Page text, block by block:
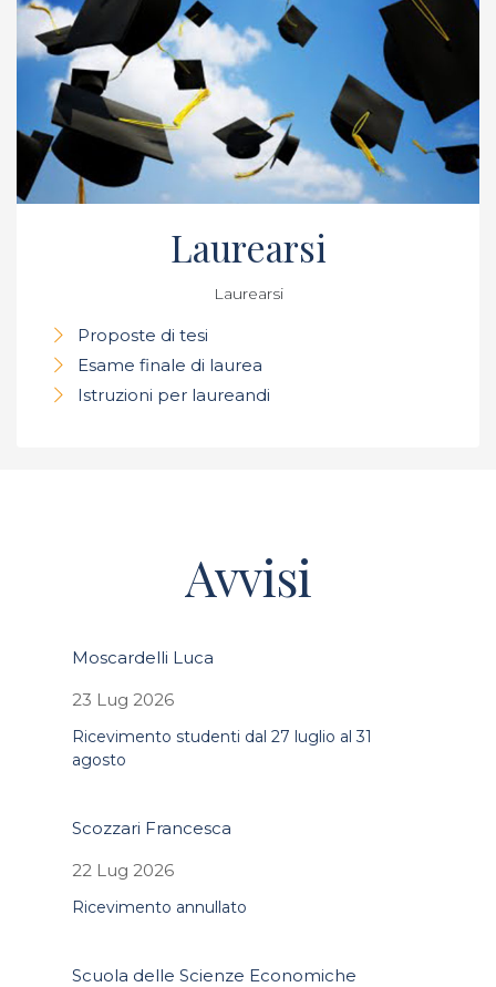
Laurearsi
Laurearsi
Proposte di tesi
Esame finale di laurea
Istruzioni per laureandi
Avvisi
Moscardelli Luca
23 Lug 2026
Ricevimento studenti dal 27 luglio al 31
agosto
Scozzari Francesca
22 Lug 2026
Ricevimento annullato
Scuola delle Scienze Economiche